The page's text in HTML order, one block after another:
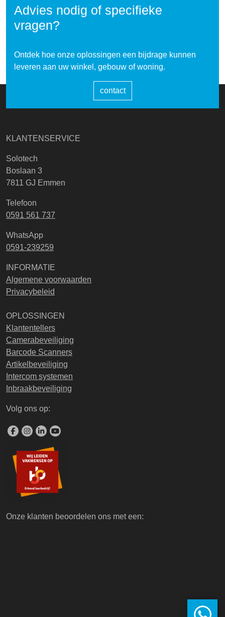
Advies nodig of specifieke
vragen?
Ontdek hoe onze oplossingen een bijdrage kunnen
leveren aan uw winkel, gebouw of woning.
contact
KLANTENSERVICE
Solotech
Boslaan 3
7811 GJ Emmen
Telefoon
0591 561 737
WhatsApp
0591-239259
INFORMATIE
Algemene voorwaarden
Privacybeleid
OPLOSSINGEN
Klantentellers
Camerabeveiliging
Barcode Scanners
Artikelbeveiliging
Intercom systemen
Inbraakbeveiliging
Volg ons op:
Onze klanten beoordelen ons met een: